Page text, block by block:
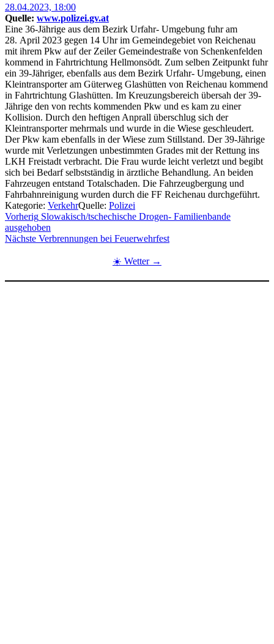
Posted
on
28.04.2023, 18:00
Quelle: www.polizei.gv.at
Eine 36-Jährige aus dem Bezirk Urfahr- Umgebung fuhr am
28. April 2023 gegen 14 Uhr im Gemeindegebiet von Reichenau
mit ihrem Pkw auf der Zeiler Gemeindestraße von Schenkenfelden
kommend in Fahrtrichtung Hellmonsödt. Zum selben Zeitpunkt fuhr
ein 39-Jähriger, ebenfalls aus dem Bezirk Urfahr- Umgebung, einen
Kleintransporter am Güterweg Glashütten von Reichenau kommend
in Fahrtrichtung Glashütten. Im Kreuzungsbereich übersah der 39-
Jährige den von rechts kommenden Pkw und es kam zu einer
Kollision. Durch den heftigen Anprall überschlug sich der
Kleintransporter mehrmals und wurde in die Wiese geschleudert.
Der Pkw kam ebenfalls in der Wiese zum Stillstand. Der 39-Jährige
wurde mit Verletzungen unbestimmten Grades mit der Rettung ins
LKH Freistadt verbracht. Die Frau wurde leicht verletzt und begibt
sich bei Bedarf selbstständig in ärztliche Behandlung. An beiden
Fahrzeugen entstand Totalschaden. Die Fahrzeugbergung und
Fahrbahnreinigung wurden durch die FF Reichenau durchgeführt.
Kategorie: VerkehrQuelle: Polizei
Beitragsnavigation
Vorherig Slowakisch/tschechische Drogen- Familienbande
ausgehoben
Nächste Verbrennungen bei Feuerwehrfest
☀️ Wetter →